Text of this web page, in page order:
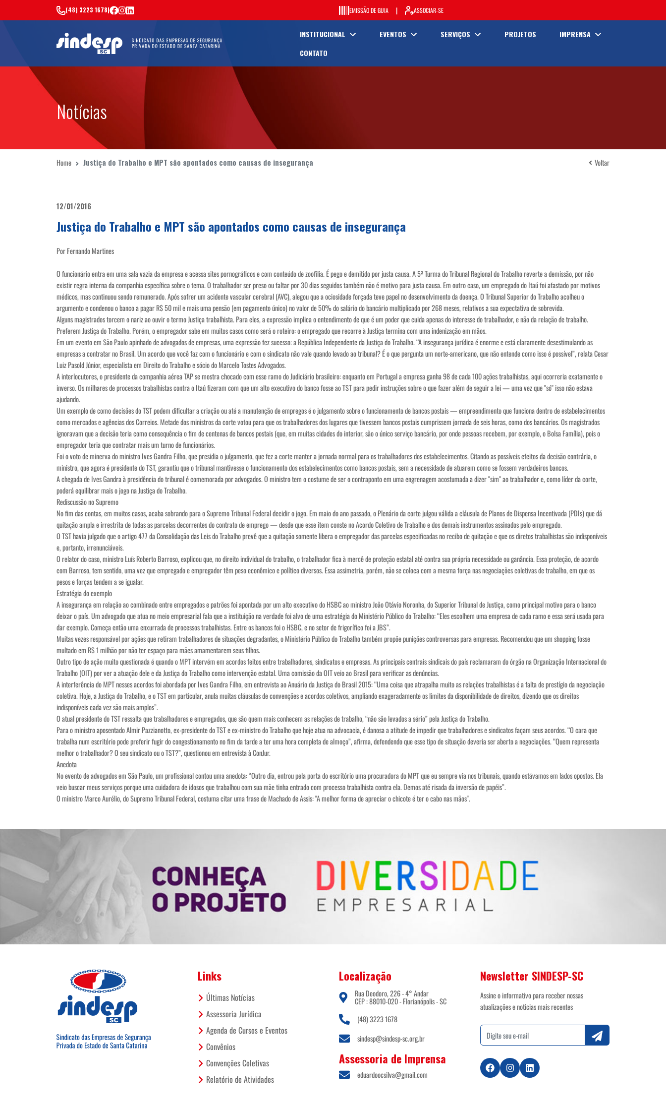
(48) 3223 1678| EMISSÃO DE GUIA | ASSOCIAR-SE
INSTITUCIONAL EVENTOS SERVIÇOS PROJETOS
IMPRENSA
CONTATO
Notícias
Home Justiça do Trabalho e MPT são apontados como causas de insegurança Voltar
12/01/2016
Justiça do Trabalho e MPT são apontados como causas de insegurança
Por Fernando Martines
O funcionário entra em uma sala vazia da empresa e acessa sites pornográficos e com conteúdo de zoofilia. É pego e demitido por justa causa. A 5ª Turma do Tribunal Regional do Trabalho reverte a demissão, por não
existir regra interna da companhia específica sobre o tema. O trabalhador ser preso ou faltar por 30 dias seguidos também não é motivo para justa causa. Em outro caso, um empregado do Itaú foi afastado por motivos
médicos, mas continuou sendo remunerado. Após sofrer um acidente vascular cerebral (AVC), alegou que a ociosidade forçada teve papel no desenvolvimento da doença. O Tribunal Superior do Trabalho acolheu o
argumento e condenou o banco a pagar R$ 50 mil e mais uma pensão (em pagamento único) no valor de 50% do salário do bancário multiplicado por 268 meses, relativos a sua expectativa de sobrevida.
Alguns magistrados torcem o nariz ao ouvir o termo Justiça trabalhista. Para eles, a expressão implica o entendimento de que é um poder que cuida apenas do interesse do trabalhador, e não da relação de trabalho.
Preferem Justiça do Trabalho. Porém, o empregador sabe em muitos casos como será o roteiro: o empregado que recorre à Justiça termina com uma indenização em mãos.
Em um evento em São Paulo apinhado de advogados de empresas, uma expressão fez sucesso: a República Independente da Justiça do Trabalho. “A insegurança jurídica é enorme e está claramente desestimulando as
empresas a contratar no Brasil. Um acordo que você faz com o funcionário e com o sindicato não vale quando levado ao tribunal? É o que pergunta um norte-americano, que não entende como isso é possível”, relata Cesar
Luiz Pasold Júnior, especialista em Direito do Trabalho e sócio do Marcelo Tostes Advogados.
A interlocutores, o presidente da companhia aérea TAP se mostra chocado com esse ramo do Judiciário brasileiro: enquanto em Portugal a empresa ganha 98 de cada 100 ações trabalhistas, aqui ocorreria exatamente o
inverso. Os milhares de processos trabalhistas contra o Itaú fizeram com que um alto executivo do banco fosse ao TST para pedir instruções sobre o que fazer além de seguir a lei — uma vez que "só" isso não estava
ajudando.
Um exemplo de como decisões do TST podem dificultar a criação ou até a manutenção de empregos é o julgamento sobre o funcionamento de bancos postais — empreendimento que funciona dentro de estabelecimentos
como mercados e agências dos Correios. Metade dos ministros da corte votou para que os trabalhadores dos lugares que tivessem bancos postais cumprissem jornada de seis horas, como dos bancários. Os magistrados
ignoravam que a decisão teria como consequência o fim de centenas de bancos postais (que, em muitas cidades do interior, são o único serviço bancário, por onde pessoas recebem, por exemplo, o Bolsa Família), pois o
empregador teria que contratar mais um turno de funcionários.
Foi o voto de minerva do ministro Ives Gandra Filho, que presidia o julgamento, que fez a corte manter a jornada normal para os trabalhadores dos estabelecimentos. Citando as possíveis efeitos da decisão contrária, o
ministro, que agora é presidente do TST, garantiu que o tribunal mantivesse o funcionamento dos estabelecimentos como bancos postais, sem a necessidade de atuarem como se fossem verdadeiros bancos.
A chegada de Ives Gandra à presidência do tribunal é comemorada por advogados. O ministro tem o costume de ser o contraponto em uma engrenagem acostumada a dizer "sim" ao trabalhador e, como líder da corte,
poderá equilibrar mais o jogo na Justiça do Trabalho.
Rediscussão no Supremo
No fim das contas, em muitos casos, acaba sobrando para o Supremo Tribunal Federal decidir o jogo. Em maio do ano passado, o Plenário da corte julgou válida a cláusula de Planos de Dispensa Incentivada (PDIs) que dá
quitação ampla e irrestrita de todas as parcelas decorrentes do contrato de emprego — desde que esse item conste no Acordo Coletivo de Trabalho e dos demais instrumentos assinados pelo empregado.
O TST havia julgado que o artigo 477 da Consolidação das Leis do Trabalho prevê que a quitação somente libera o empregador das parcelas especificadas no recibo de quitação e que os diretos trabalhistas são indisponíveis
e, portanto, irrenunciáveis.
O relator do caso, ministro Luís Roberto Barroso, explicou que, no direito individual do trabalho, o trabalhador fica à mercê de proteção estatal até contra sua própria necessidade ou ganância. Essa proteção, de acordo
com Barroso, tem sentido, uma vez que empregado e empregador têm peso econômico e político diversos. Essa assimetria, porém, não se coloca com a mesma força nas negociações coletivas de trabalho, em que os
pesos e forças tendem a se igualar.
Estratégia do exemplo
A insegurança em relação ao combinado entre empregados e patrões foi apontada por um alto executivo do HSBC ao ministro João Otávio Noronha, do Superior Tribunal de Justiça, como principal motivo para o banco
deixar o país. Um advogado que atua no meio empresarial fala que a instituição na verdade foi alvo de uma estratégia do Ministério Público do Trabalho: “Eles escolhem uma empresa de cada ramo e essa será usada para
dar exemplo. Começa então uma enxurrada de processos trabalhistas. Entre os bancos foi o HSBC, e no setor de frigorífico foi a JBS”.
Muitas vezes responsável por ações que retiram trabalhadores de situações degradantes, o Ministério Público do Trabalho também propõe punições controversas para empresas. Recomendou que um shopping fosse
multado em R$ 1 milhão por não ter espaço para mães amamentarem seus filhos.
Outro tipo de ação muito questionada é quando o MPT intervém em acordos feitos entre trabalhadores, sindicatos e empresas. As principais centrais sindicais do país reclamaram do órgão na Organização Internacional do
Trabalho (OIT) por ver a atuação dele e da Justiça do Trabalho como intervenção estatal. Uma comissão da OIT veio ao Brasil para verificar as denúncias.
A interferência do MPT nesses acordos foi abordada por Ives Gandra Filho, em entrevista ao Anuário da Justiça do Brasil 2015: “Uma coisa que atrapalha muito as relações trabalhistas é a falta de prestígio da negociação
coletiva. Hoje, a Justiça do Trabalho, e o TST em particular, anula muitas cláusulas de convenções e acordos coletivos, ampliando exageradamente os limites da disponibilidade de direitos, dizendo que os direitos
indisponíveis cada vez são mais amplos”.
O atual presidente do TST ressalta que trabalhadores e empregados, que são quem mais conhecem as relações de trabalho, “não são levados a sério” pela Justiça do Trabalho.
Para o ministro aposentado Almir Pazzianotto, ex-presidente do TST e ex-ministro do Trabalho que hoje atua na advocacia, é danosa a atitude de impedir que trabalhadores e sindicatos façam seus acordos. “O cara que
trabalha num escritório pode preferir fugir do congestionamento no fim da tarde a ter uma hora completa de almoço”, afirma, defendendo que esse tipo de situação deveria ser aberto a negociações. “Quem representa
melhor o trabalhador? O seu sindicato ou o TST?”, questionou em entrevista à ConJur.
Anedota
No evento de advogados em São Paulo, um profissional contou uma anedota: “Outro dia, entrou pela porta do escritório uma procuradora do MPT que eu sempre via nos tribunais, quando estávamos em lados opostos. Ela
veio buscar meus serviços porque uma cuidadora de idosos que trabalhou com sua mãe tinha entrado com processo trabalhista contra ela. Demos até risada da inversão de papéis”.
O ministro Marco Aurélio, do Supremo Tribunal Federal, costuma citar uma frase de Machado de Assis: "A melhor forma de apreciar o chicote é ter o cabo nas mãos".
Links
Últimas Notícias
Assessoria Jurídica
Agenda de Cursos e Eventos
Convênios
Convenções Coletivas
Relatório de Atividades
Localização
Rua Deodoro, 226 - 4° Andar
CEP : 88010-020 - Florianópolis - SC
(48) 3223 1678
sindesp@sindesp-sc.org.br
Assessoria de Imprensa
eduardoocsilva@gmail.com
Newsletter SINDESP-SC
Assine o informativo para receber nossas
atualizações e noticias mais recentes